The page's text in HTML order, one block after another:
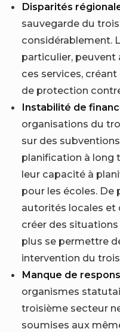
Disparités
sauvegarde du
considérablement.
particulier, peuvent
ces services,
de protection
Instabilité de
organisations du
sur des
planification à long
leur capacité à
pour les écoles. De
autorités locales et
créer des
plus se permettre
intervention du
Manque de
organismes
troisième secteur
soumises aux